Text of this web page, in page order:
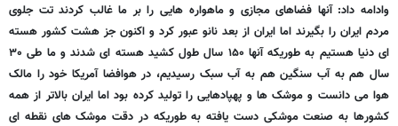
وادامه داد: آنها فضاهای مجازی و ماهواره هایی را بر ما غالب کردند تت جلوی
مردم ایران را بگیرند اما ایران از بعد نانو عبور کرد و اکنون جز هشت کشور هسته
ای دنیا هستیم به طوریکه آنها ۱۵۰ سال طول کشید هسته ای شدند و ما طی ۳۰
سال هم به آب سنگین هم به آب سبک رسیدیم، در هوافضا آمریکا خود را مالک
هوا می دانست و موشک ها و پهپادهایی را تولید کرده بود اما ایران بالاتر از همه
کشورها به صنعت موشکی دست یافته به طوریکه در دقت موشک های نقطه ای